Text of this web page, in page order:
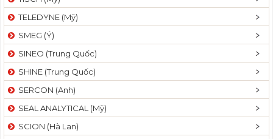
n
TELEDYNE (Mỹ)
SMEG (Ý)
SINEO (Trung Quốc)
SHINE (Trung Quốc)
SERCON (Anh)
SEAL ANALYTICAL (Mỹ)
SCION (Hà Lan)